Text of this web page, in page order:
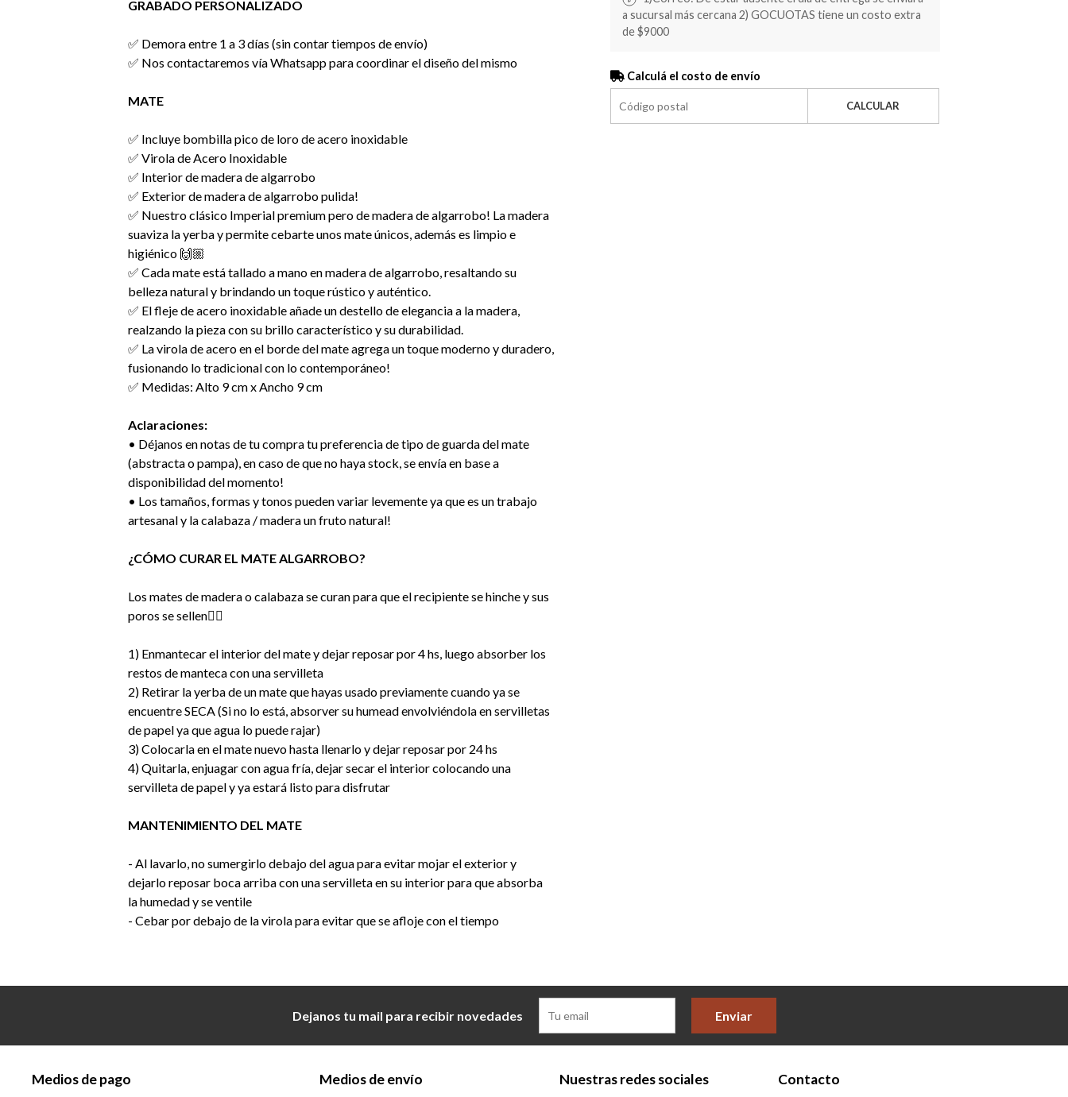
GRABADO PERSONALIZADO
✅ Demora entre 1 a 3 días (sin contar tiempos de envío)
✅ Nos contactaremos vía Whatsapp para coordinar el diseño del mismo
MATE
✅ Incluye bombilla pico de loro de acero inoxidable
✅ Virola de Acero Inoxidable
✅ Interior de madera de algarrobo
✅ Exterior de madera de algarrobo pulida!
✅ Nuestro clásico Imperial premium pero de madera de algarrobo! La madera
suaviza la yerba y permite cebarte unos mate únicos, además es limpio e
higiénico 🙌🏼
✅ Cada mate está tallado a mano en madera de algarrobo, resaltando su
belleza natural y brindando un toque rústico y auténtico.
✅ El fleje de acero inoxidable añade un destello de elegancia a la madera,
realzando la pieza con su brillo característico y su durabilidad.
✅ La virola de acero en el borde del mate agrega un toque moderno y duradero,
fusionando lo tradicional con lo contemporáneo!
✅ Medidas: Alto 9 cm x Ancho 9 cm
Aclaraciones:
• Déjanos en notas de tu compra tu preferencia de tipo de guarda del mate
(abstracta o pampa), en caso de que no haya stock, se envía en base a
disponibilidad del momento!
• Los tamaños, formas y tonos pueden variar levemente ya que es un trabajo
artesanal y la calabaza / madera un fruto natural!
¿CÓMO CURAR EL MATE ALGARROBO?
Los mates de madera o calabaza se curan para que el recipiente se hinche y sus
poros se sellen👇🏻
1) Enmantecar el interior del mate y dejar reposar por 4 hs, luego absorber los
restos de manteca con una servilleta
2) Retirar la yerba de un mate que hayas usado previamente cuando ya se
encuentre SECA (Si no lo está, absorver su humead envolviéndola en servilletas
de papel ya que agua lo puede rajar)
3) Colocarla en el mate nuevo hasta llenarlo y dejar reposar por 24 hs
4) Quitarla, enjuagar con agua fría, dejar secar el interior colocando una
servilleta de papel y ya estará listo para disfrutar
MANTENIMIENTO DEL MATE
- Al lavarlo, no sumergirlo debajo del agua para evitar mojar el exterior y
dejarlo reposar boca arriba con una servilleta en su interior para que absorba
la humedad y se ventile
- Cebar por debajo de la virola para evitar que se afloje con el tiempo
a sucursal más cercana 2) GOCUOTAS tiene un costo extra
de $9000
Calculá el costo de envío
CALCULAR
Dejanos tu mail para recibir novedades Enviar
Medios de pago Medios de envío Nuestras redes sociales Contacto